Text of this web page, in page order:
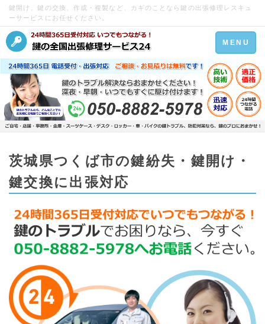
鍵開け、鍵の交換、作成・複製など、カギのことなら鍵の出張修理レスキュ
ーサービスにお任せください。
Toggle
navigation
MENU
茨城県つくば市の鍵紛失・鍵開け・
鍵交換に出張対応